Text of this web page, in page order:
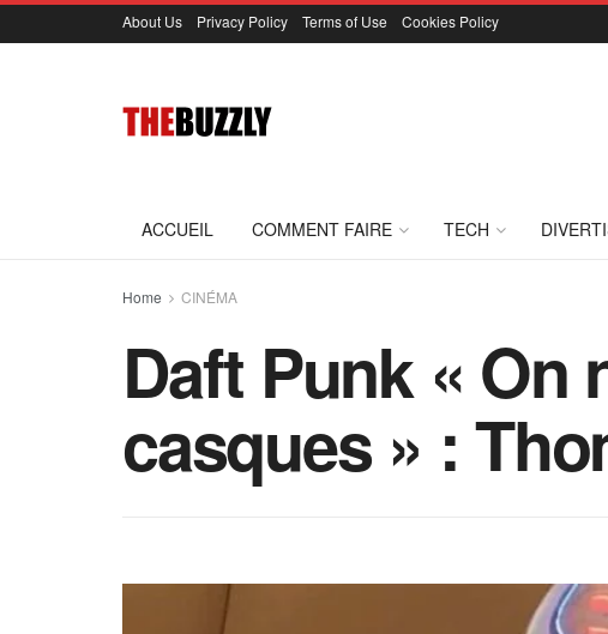
About Us Privacy Policy Terms of Use Cookies Policy
ACCUEIL COMMENT FAIRE TECH
Home CINÉMA
Daft Punk « On
casques » :